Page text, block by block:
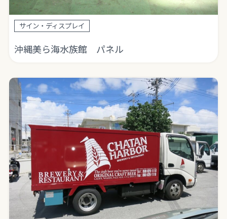
サイン・ディスプレイ
沖縄美ら海水族館 パネル